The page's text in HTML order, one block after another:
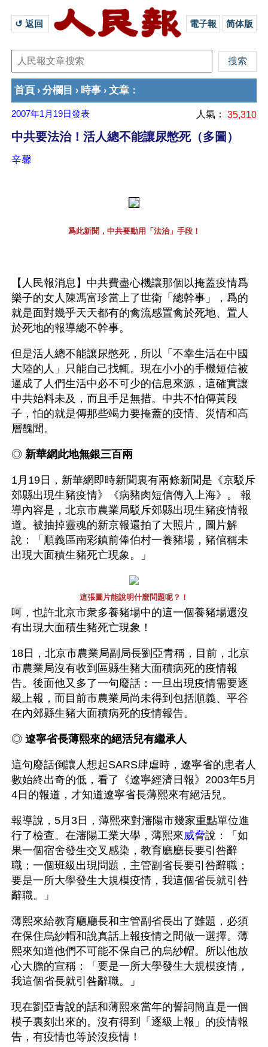
↺ 返回 電子報 简体版
首頁 › 分欄目 › 時事 › 文章 ：
2007年1月19日發表 人氣： 35,310
中共要法治！活人總不能讓尿憋死（多圖）
辛馨
爲此新聞，中共要動用「法治」手段！
【人民報消息】中共費盡心機讓那個以掩蓋疫情爲
樂子的女人陳馮富珍當上了世衛「總幹事」，爲的
就是面對幾乎天天都有的禽流感置禽於死地、置人
於死地的報導總不幹事。
但是活人總不能讓尿憋死，所以「不幸生活在中國
大陸的人」只能自己找輒。現在小小的手機短信被
逼成了人們生活中必不可少的信息來源，這確實讓
中共始料未及，而且手足無措。中共不怕傳黃段
子，怕的就是傳那些竭力要掩蓋的疫情、災情和高
層醜聞。
◎ 新華網此地無銀三百兩
1月19日，新華網即時新聞裏有兩條新聞是《京駁斥
郊縣出現生豬疫情》《病豬肉短信傳入上海》。 報
導內容是，北京市農業局駁斥郊縣出現生豬疫情報
道。被抽掉靈魂的新京報還拍了大照片，圖片解
說：「順義區南彩鎮前俸伯村一養豬場，豬倌稱未
出現大面積生豬死亡現象。」
這張圖片能說明什麼問題呢？！
呵，也許北京市衆多養豬場中的這一個養豬場還沒
有出現大面積生豬死亡現象！
18日，北京市農業局副局長劉亞青稱，目前，北京
市農業局沒有收到區縣生豬大面積病死的疫情報
告。後面他又多了一句廢話：一旦出現疫情需要逐
級上報，而目前市農業局尚未得到包括順義、平谷
在內郊縣生豬大面積病死的疫情報告。
◎ 遼寧省長薄熙來的絕活兒有繼承人
這句廢話倒讓人想起SARS肆虐時，遼寧省的患者人
數始終出奇的低，看了《遼寧經濟日報》2003年5月
4日的報道，才知道遼寧省長薄熙來有絕活兒。
報導說，5月3日，薄熙來對瀋陽市幾家重點單位進
行了檢查。在瀋陽工業大學，薄熙來威脅說：「如
果一個宿舍發生交叉感染，教育廳廳長要引咎辭
職；一個班級出現問題，主管副省長要引咎辭職；
要是一所大學發生大規模疫情，我這個省長就引咎
辭職。」
薄熙來給教育廳廳長和主管副省長出了難題，必須
在保住烏紗帽和說真話上報疫情之間做一選擇。薄
熙來知道他們不可能不保自己的烏紗帽。所以他放
心大膽的宣稱：「要是一所大學發生大規模疫情，
我這個省長就引咎辭職。」
現在劉亞青說的話和薄熙來當年的誓詞簡直是一個
模子裏刻出來的。沒有得到「逐級上報」的疫情報
告，有疫情也等於沒疫情！